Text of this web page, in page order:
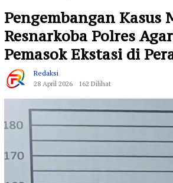
Pengembangan Kasus
Resnarkoba Polres
Pemasok Ekstasi di
Redaksi
28 April 2026
162 Dilihat